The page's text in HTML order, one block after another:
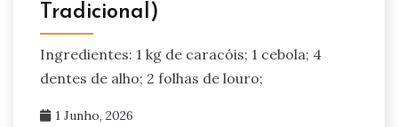
Tradicional)
Ingredientes: 1 kg de caracóis; 1 cebola; 4
dentes de alho; 2 folhas de louro;
1 Junho, 2026